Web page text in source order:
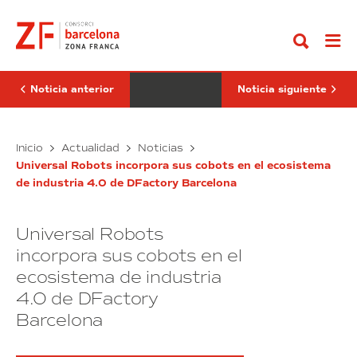
contenido
imparte
una
sesión
el
acto
académico
2024-
25
de
Noticia anterior
empresariales
de
Noticia siguiente
Inicio Actualidad Noticias
Universal Robots incorpora sus cobots en el ecosistema
de industria 4.0 de DFactory Barcelona
Universal Robots
incorpora sus cobots en el
ecosistema de industria
4.0 de DFactory
Barcelona
Sorigué
imparte
una
el
acto
inauguración
del
curso
académico
recibe
de